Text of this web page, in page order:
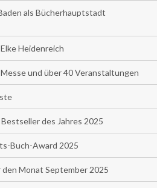
als Bücherhauptstadt
Heidenreich
und über 40 Veranstaltungen
des Jahres 2025
Buch-Award 2025
Monat September 2025